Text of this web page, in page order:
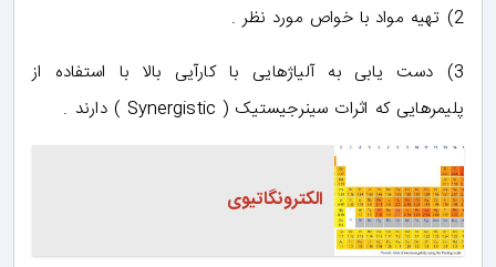
2) تهیه مواد با خواص مورد نظر .
3) دست یابی به آلیاژهایی با کارآیی بالا با استفاده از
پلیمرهایی که اثرات سینرجیستیک ( Synergistic ) دارند .
الکترونگاتیوی